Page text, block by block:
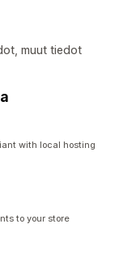
muut tiedot
with local hosting
to your store